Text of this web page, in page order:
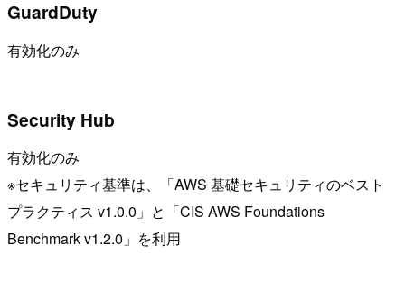
GuardDuty
有効化のみ
Security Hub
有効化のみ
※セキュリティ基準は、「AWS 基礎セキュリティのベスト
プラクティス v1.0.0」と「CIS AWS Foundations
Benchmark v1.2.0」を利用